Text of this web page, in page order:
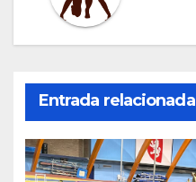
Entrada relacionada